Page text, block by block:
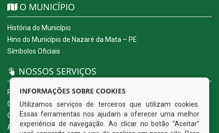
O MUNICÍPIO
História do Município
Hino do Município de Nazaré da Mata – PE
Símbolos Oficiais
NOSSOS SERVIÇOS
Portal da Transparência
Carta de Serviços ao Usuário
Ouvidoria Eletrônica
Acesso a Informação (eSIC)
INFORMAÇÕES SOBRE COOKIES
Utilizamos serviços de terceiros que utilizam cookies.
Essas ferramentas nos ajudam a oferecer uma melhor
experiência de navegação. Ao clicar no botão “Aceitar”